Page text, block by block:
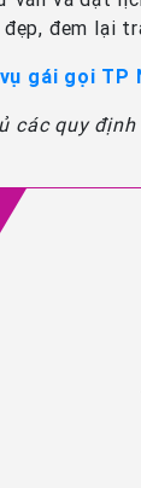
đẹp, đem lại
gái gọi TP
các quy